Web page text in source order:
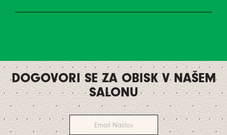
DOGOVORI SE ZA OBISK V NAŠEM
SALONU